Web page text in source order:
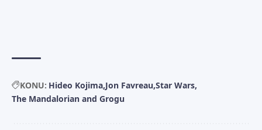
KONU: Hideo Kojima Jon Favreau Star Wars
The Mandalorian and Grogu